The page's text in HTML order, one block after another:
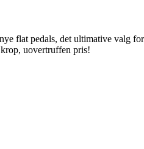
flat pedals, det ultimative valg for
uovertruffen pris!